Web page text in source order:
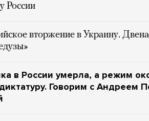
России
вторжение в Украину.
в России умерла, а режим
Говорим с Андреем